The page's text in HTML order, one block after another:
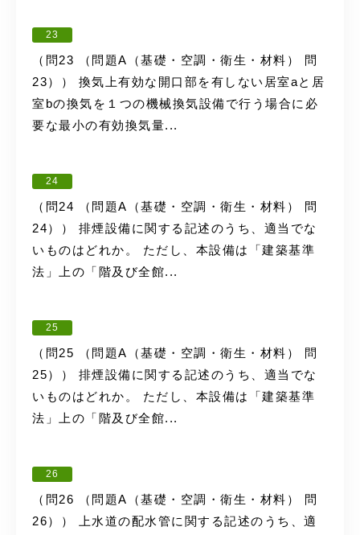
23
（問23 （問題A（基礎・空調・衛生・材料） 問
23）） 換気上有効な開口部を有しない居室aと居
室bの換気を１つの機械換気設備で行う場合に必
要な最小の有効換気量...
24
（問24 （問題A（基礎・空調・衛生・材料） 問
24）） 排煙設備に関する記述のうち、適当でな
いものはどれか。 ただし、本設備は「建築基準
法」上の「階及び全館...
25
（問25 （問題A（基礎・空調・衛生・材料） 問
25）） 排煙設備に関する記述のうち、適当でな
いものはどれか。 ただし、本設備は「建築基準
法」上の「階及び全館...
26
（問26 （問題A（基礎・空調・衛生・材料） 問
26）） 上水道の配水管に関する記述のうち、適